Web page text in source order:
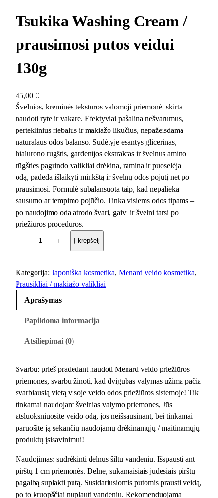
Tsukika Washing Cream /
prausimosi putos veidui
130g
45,00 €
Švelnios, kreminės tekstūros valomoji priemonė, skirta
naudoti ryte ir vakare. Efektyviai pašalina nešvarumus,
perteklinius riebalus ir makiažo likučius, nepažeisdama
natūralaus odos balanso. Sudėtyje esantys glicerinas,
hialurono rūgštis, gardenijos ekstraktas ir švelnūs amino
rūgšties pagrindo valikliai drėkina, ramina ir puoselėja
odą, padeda išlaikyti minkštą ir švelnų odos pojūtį net po
prausimosi. Formulė subalansuota taip, kad nepalieka
sausumo ar tempimo pojūčio. Tinka visiems odos tipams –
po naudojimo oda atrodo švari, gaivi ir švelni tarsi po
priežiūros procedūros.
d
u
s
u
k
i
k
a
W
− + Į krepšelį
Kategorija: Japoniška kosmetika, Menard veido kosmetika
Prausikliai / makiažo valikliai
Aprašymas
Papildoma informacija
Atsiliepimai (0)
Svarbu: prieš pradedant naudoti Menard veido priežiūros
priemones, svarbu žinoti, kad dvigubas valymas užima pačią
svarbiausią vietą visoje veido odos priežiūros sistemoje! Tik
tinkamai naudojant švelnias valymo priemones, Jūs
atsluoksniuosite veido odą, jos neišsausinant, bei tinkamai
paruošite ją sekančių naudojamų drėkinamųjų / maitinamųjų
produktų įsisavinimui!
Naudojimas: sudrėkinti delnus šiltu vandeniu. Išspausti ant
pirštų 1 cm priemonės. Delne, sukamaisiais judesiais pirštų
pagalbą suplakti putą. Susidariusiomis putomis prausti veidą,
po to kruopščiai nuplauti vandeniu. Rekomenduojama